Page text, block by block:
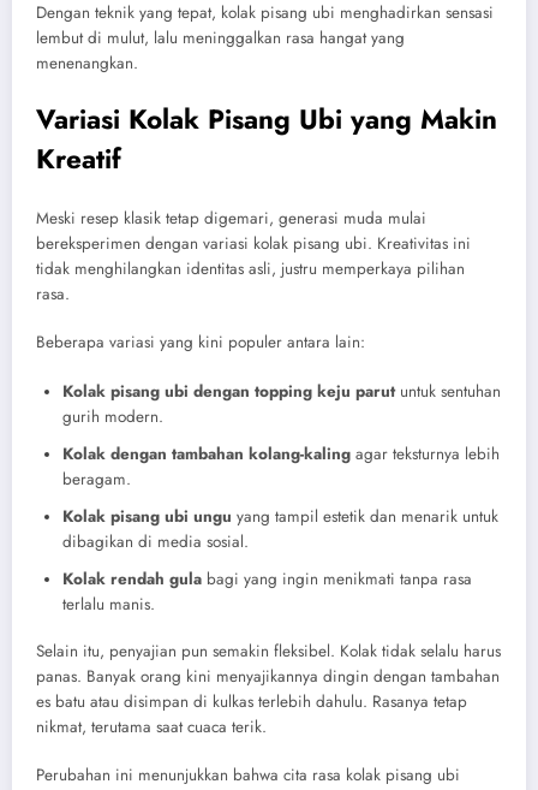
Dengan teknik yang tepat, kolak pisang ubi menghadirkan sensasi
lembut di mulut, lalu meninggalkan rasa hangat yang
menenangkan.
Variasi Kolak Pisang Ubi yang Makin
Kreatif
Meski resep klasik tetap digemari, generasi muda mulai
bereksperimen dengan variasi kolak pisang ubi. Kreativitas ini
tidak menghilangkan identitas asli, justru memperkaya pilihan
rasa.
Beberapa variasi yang kini populer antara lain:
Kolak pisang ubi dengan topping keju parutuntuk sentuhan
gurih modern.
Kolak dengan tambahan kolang-kaling agar teksturnya lebih
beragam.
Kolak pisang ubi ungu yang tampil estetik dan menarik untuk
dibagikan di media sosial.
Kolak rendah gula bagi yang ingin menikmati tanpa rasa
terlalu manis.
Selain itu, penyajian pun semakin fleksibel. Kolak tidak selalu harus
panas. Banyak orang kini menyajikannya dingin dengan tambahan
es batu atau disimpan di kulkas terlebih dahulu. Rasanya tetap
nikmat, terutama saat cuaca terik.
Perubahan ini menunjukkan bahwa cita rasa kolak pisang ubi